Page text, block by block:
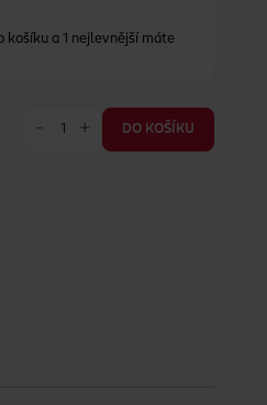
a 1 nejlevnější máte
- + DO KOŠÍKU